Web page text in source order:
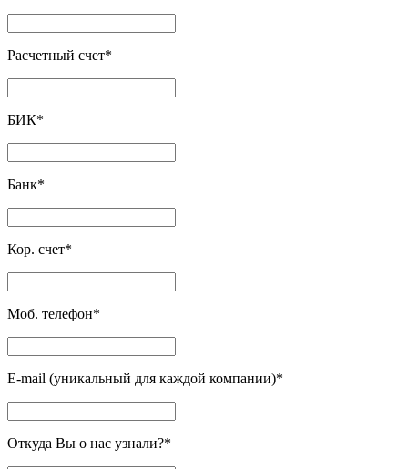
Расчетный счет*
БИК*
Банк*
Кор. счет*
Моб. телефон*
E-mail (уникальный для каждой компании)*
Откуда Вы о нас узнали?*